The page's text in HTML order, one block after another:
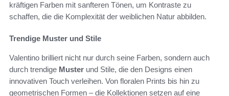
kräftigen Farben mit sanfteren Tönen, um Kontraste zu
schaffen, die die Komplexität der weiblichen Natur abbilden.
Trendige Muster und Stile
Valentino brilliert nicht nur durch seine Farben, sondern auch
durch trendige Muster und Stile, die den Designs einen
innovativen Touch verleihen. Von floralen Prints bis hin zu
geometrischen Formen – die Kollektionen setzen auf eine